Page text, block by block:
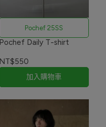
Pochef 25SS
Pochef Daily T-shirt
NT$550
加入購物車